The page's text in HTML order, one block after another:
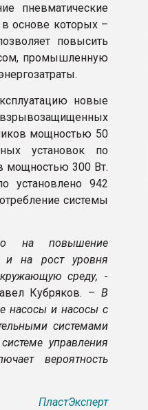
пневматические
основе которых –
повысить
промышленную
новые
мощностью 50
установок по
мощностью 300 Вт.
установлено 942
системы
на повышение
и на рост уровня
среду, -
Кубряков. – В
насосы и насосы с
системами
управления
вероятность
ПластЭксперт